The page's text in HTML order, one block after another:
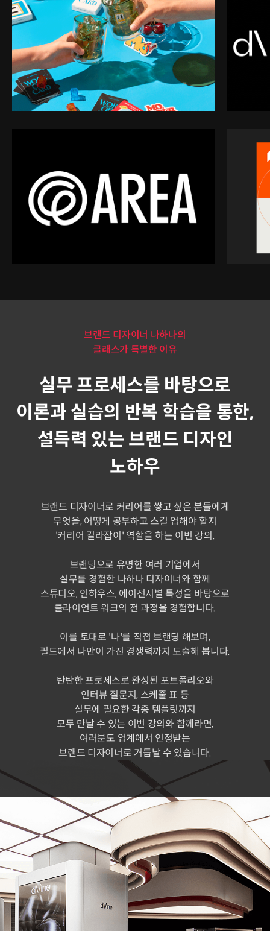
브랜드 디자이너 나하나의
클래스가 특별한 이유
실무 프로세스를 바탕으로
이론과 실습의 반복 학습을 통한,
설득력 있는 브랜드 디자인
노하우
브랜드 디자이너로 커리어를 쌓고 싶은 분들에게
무엇을, 어떻게 공부하고 스킬 업해야 할지
'커리어 길라잡이' 역할을 하는 이번 강의.
브랜딩으로 유명한 여러 기업에서
실무를 경험한 나하나 디자이너와 함께
스튜디오, 인하우스, 에이전시별 특성을 바탕으로
클라이언트 워크의 전 과정을 경험합니다.
이를 토대로 '나'를 직접 브랜딩 해보며,
필드에서 나만이 가진 경쟁력까지 도출해 봅니다.
탄탄한 프로세스로 완성된 포트폴리오와
인터뷰 질문지, 스케줄 표 등
실무에 필요한 각종 템플릿까지
모두 만날 수 있는 이번 강의와 함께라면,
여러분도 업계에서 인정받는
브랜드 디자이너로 거듭날 수 있습니다.
이번 클래스에서는
실무 프로세스의 단계에
따라 '나'를 브랜딩 하고,
차별화된 포트폴리오까지